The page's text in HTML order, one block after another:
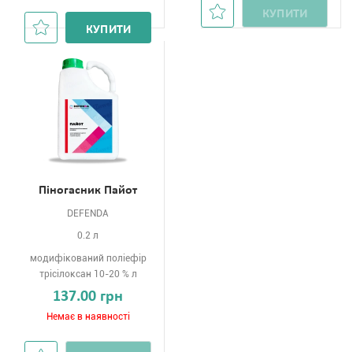
КУПИТИ
КУПИТИ
Піногасник Пайот
DEFENDA
0.2 л
модифікований поліефір
трісілоксан 10-20 % л
137.00 грн
Немає в наявності